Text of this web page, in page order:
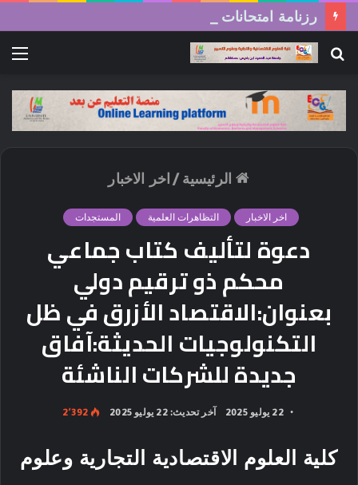
بحث
الرئيسية / اخر الاخبار
اخر الاخبار التظاهرات العلمية المستجدات
دعوة لتأليف كتاب جماعي
محكم ذو ترقيم دولي
بعنوان:الاقتصاد الأزرق في ظل
التكنولوجيات الحديثة:آفاق
جديدة للشركات الناشئة
22 يوليو 2025 آخر تحديث: 22 يوليو 2025 2٬392
كلية العلوم الاقتصادية التجارية وعلوم